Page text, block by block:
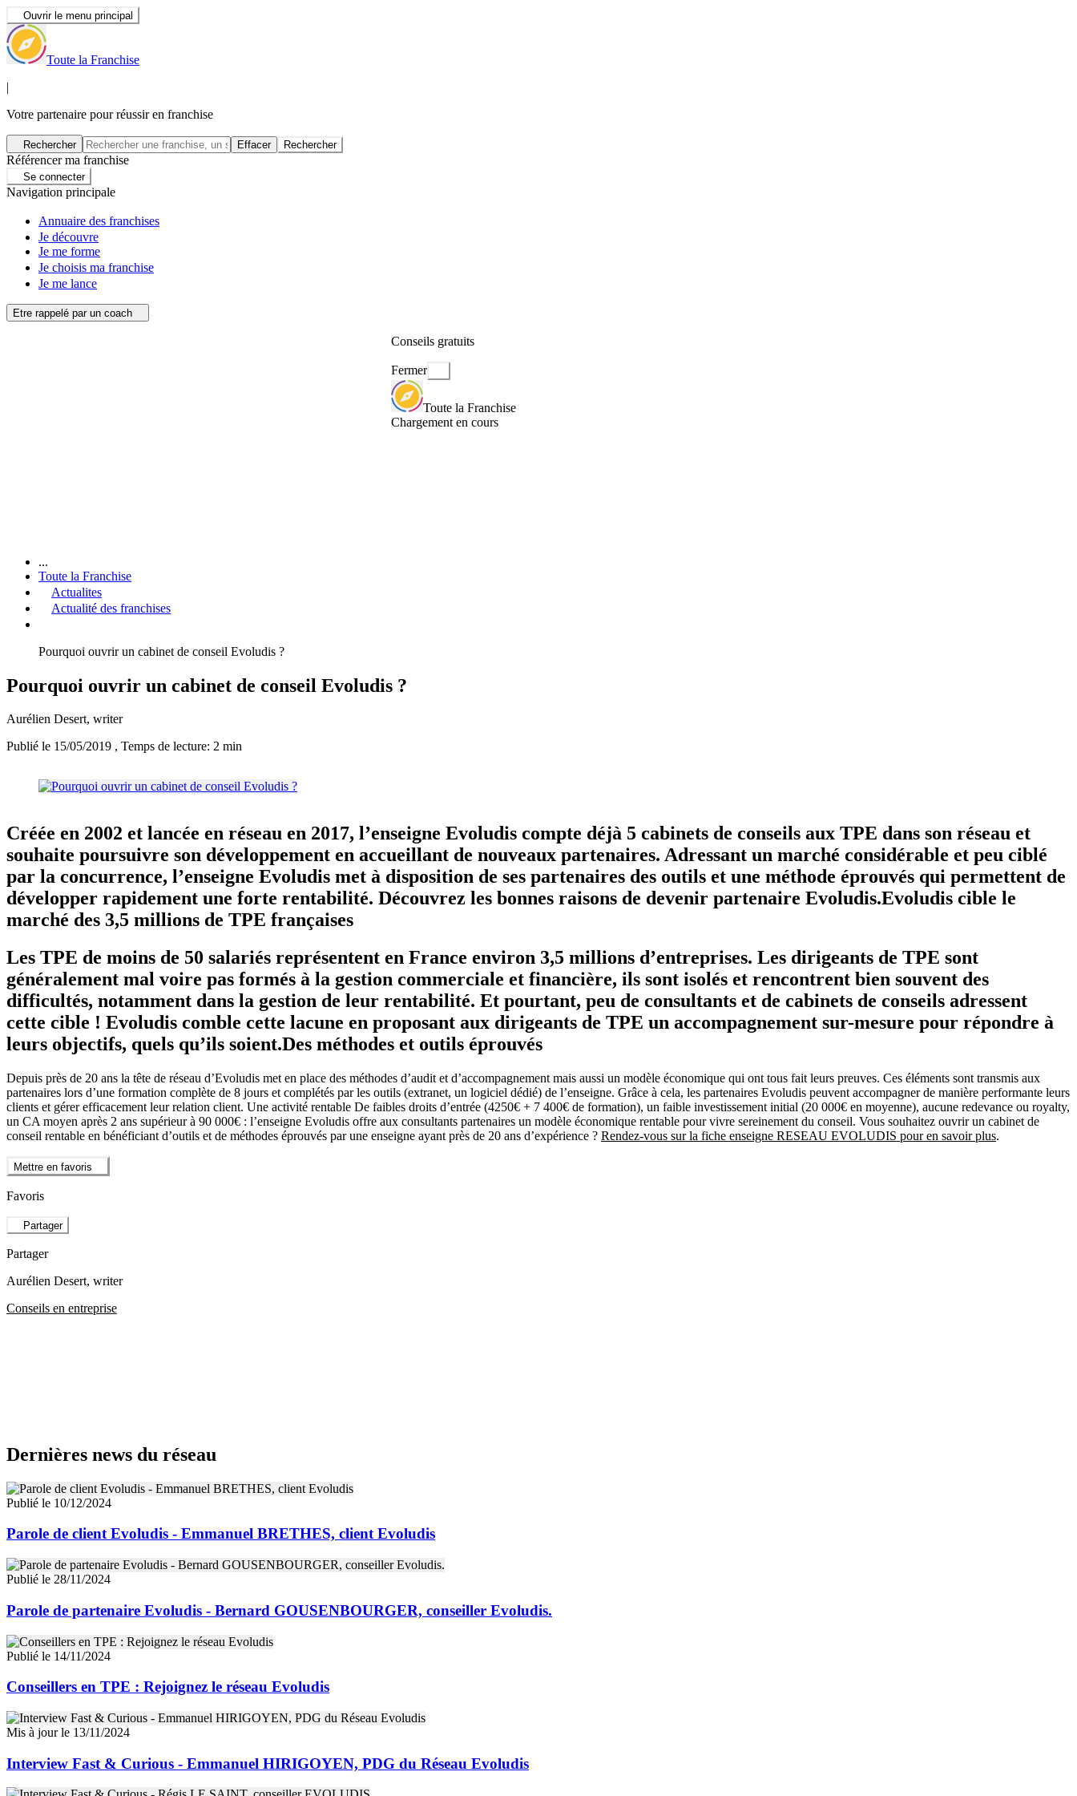
Ouvrir le menu principal
Toute la Franchise
|
Votre partenaire pour réussir en franchise
Rechercher Effacer Rechercher
Référencer ma franchise
Se connecter
Navigation principale
Annuaire des franchises
Je découvre
Je me forme
Je choisis ma franchise
Je me lance
Etre rappelé par un coach
Conseils gratuits
Fermer
Toute la Franchise
Chargement en cours
...
Toute la Franchise
Actualites
Actualité des franchises
Pourquoi ouvrir un cabinet de conseil Evoludis ?
Pourquoi ouvrir un cabinet de conseil Evoludis ?
Aurélien Desert, writer
Publié le 15/05/2019 , Temps de lecture: 2 min
Créée en 2002 et lancée en réseau en 2017, l’enseigne Evoludis compte déjà 5 cabinets de conseils aux TPE dans son réseau et
souhaite poursuivre son développement en accueillant de nouveaux partenaires. Adressant un marché considérable et peu ciblé
par la concurrence, l’enseigne Evoludis met à disposition de ses partenaires des outils et une méthode éprouvés qui permettent de
développer rapidement une forte rentabilité. Découvrez les bonnes raisons de devenir partenaire Evoludis.Evoludis cible le
marché des 3,5 millions de TPE françaises
Les TPE de moins de 50 salariés représentent en France environ 3,5 millions d’entreprises. Les dirigeants de TPE sont
généralement mal voire pas formés à la gestion commerciale et financière, ils sont isolés et rencontrent bien souvent des
difficultés, notamment dans la gestion de leur rentabilité. Et pourtant, peu de consultants et de cabinets de conseils adressent
cette cible ! Evoludis comble cette lacune en proposant aux dirigeants de TPE un accompagnement sur-mesure pour répondre à
leurs objectifs, quels qu’ils soient.Des méthodes et outils éprouvés
Depuis près de 20 ans la tête de réseau d’Evoludis met en place des méthodes d’audit et d’accompagnement mais aussi un modèle économique qui ont tous fait leurs preuves. Ces éléments sont transmis aux
partenaires lors d’une formation complète de 8 jours et complétés par les outils (extranet, un logiciel dédié) de l’enseigne. Grâce à cela, les partenaires Evoludis peuvent accompagner de manière performante leurs
clients et gérer efficacement leur relation client. Une activité rentable De faibles droits d’entrée (4250€ + 7 400€ de formation), un faible investissement initial (20 000€ en moyenne), aucune redevance ou royalty,
un CA moyen après 2 ans supérieur à 90 000€ : l’enseigne Evoludis offre aux consultants partenaires un modèle économique rentable pour vivre sereinement du conseil. Vous souhaitez ouvrir un cabinet de
conseil rentable en bénéficiant d’outils et de méthodes éprouvés par une enseigne ayant près de 20 ans d’expérience ? Rendez-vous sur la fiche enseigne RESEAU EVOLUDIS pour en savoir plus.
Mettre en favoris
Favoris
Partager
Partager
Aurélien Desert, writer
Conseils en entreprise
Dernières news du réseau
Publié le 10/12/2024
Parole de client Evoludis - Emmanuel BRETHES, client Evoludis
Publié le 28/11/2024
Parole de partenaire Evoludis - Bernard GOUSENBOURGER, conseiller Evoludis.
Publié le 14/11/2024
Conseillers en TPE : Rejoignez le réseau Evoludis
Mis à jour le 13/11/2024
Interview Fast & Curious - Emmanuel HIRIGOYEN, PDG du Réseau Evoludis